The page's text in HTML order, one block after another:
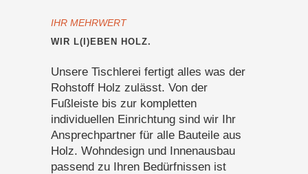
IHR MEHRWERT
WIR L(I)EBEN HOLZ.
Unsere Tischlerei fertigt alles was der
Rohstoff Holz zulässt. Von der
Fußleiste bis zur kompletten
individuellen Einrichtung sind wir Ihr
Ansprechpartner für alle Bauteile aus
Holz. Wohndesign und Innenausbau
passend zu Ihren Bedürfnissen ist